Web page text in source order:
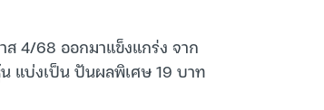
ส 4/68 ออกมาแข็งแกร่ง จาก
แบ่งเป็น ปันผลพิเศษ 19 บาท